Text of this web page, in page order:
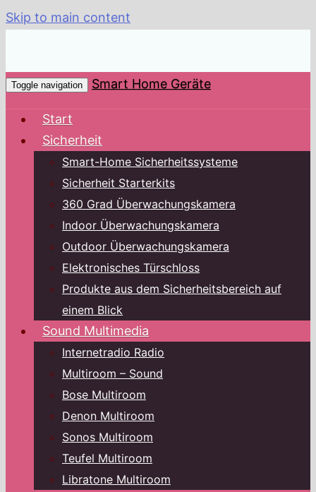
Skip to main content
Toggle navigation Smart Home Geräte
Start
Sicherheit
Smart-Home Sicherheitssysteme
Sicherheit Starterkits
360 Grad Überwachungskamera
Indoor Überwachungskamera
Outdoor Überwachungskamera
Elektronisches Türschloss
Produkte aus dem Sicherheitsbereich auf
einem Blick
Sound Multimedia
Internetradio Radio
Multiroom – Sound
Bose Multiroom
Denon Multiroom
Sonos Multiroom
Teufel Multiroom
Libratone Multiroom